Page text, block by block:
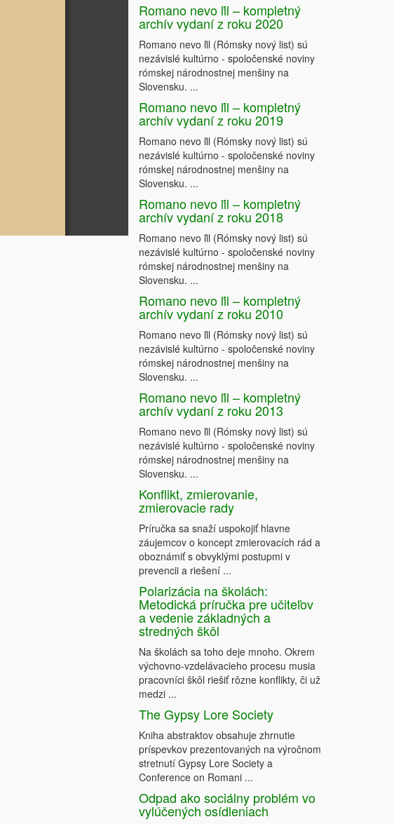
Romano nevo ľil – kompletný
archív vydaní z roku 2020
Romano nevo ľil (Rómsky nový list) sú
nezávislé kultúrno - spoločenské noviny
rómskej národnostnej menšiny na
Slovensku. ...
Romano nevo ľil – kompletný
archív vydaní z roku 2019
Romano nevo ľil (Rómsky nový list) sú
nezávislé kultúrno - spoločenské noviny
rómskej národnostnej menšiny na
Slovensku. ...
Romano nevo ľil – kompletný
archív vydaní z roku 2018
Romano nevo ľil (Rómsky nový list) sú
nezávislé kultúrno - spoločenské noviny
rómskej národnostnej menšiny na
Slovensku. ...
Romano nevo ľil – kompletný
archív vydaní z roku 2010
Romano nevo ľil (Rómsky nový list) sú
nezávislé kultúrno - spoločenské noviny
rómskej národnostnej menšiny na
Slovensku. ...
Romano nevo ľil – kompletný
archív vydaní z roku 2013
Romano nevo ľil (Rómsky nový list) sú
nezávislé kultúrno - spoločenské noviny
rómskej národnostnej menšiny na
Slovensku. ...
Konflikt, zmierovanie,
zmierovacie rady
Príručka sa snaží uspokojiť hlavne
záujemcov o koncept zmierovacích rád a
oboznámiť s obvyklými postupmi v
prevencii a riešení ...
Polarizácia na školách:
Metodická príručka pre učiteľov
a vedenie základných a
stredných škôl
Na školách sa toho deje mnoho. Okrem
výchovno-vzdelávacieho procesu musia
pracovníci škôl riešiť rôzne konflikty, či už
medzi ...
The Gypsy Lore Society
Kniha abstraktov obsahuje zhrnutie
príspevkov prezentovaných na výročnom
stretnutí Gypsy Lore Society a
Conference on Romani ...
Odpad ako sociálny problém vo
vylúčených osídleniach